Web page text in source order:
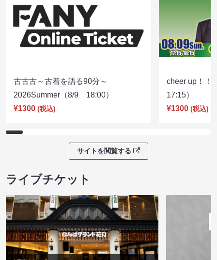
古古古～古着を語る90分～
2026Summer（8/9 18:00）
¥1300 (税込)
cheer up！
17:15）
¥1300 (税込)
サイトを閲覧する
ライブチケット